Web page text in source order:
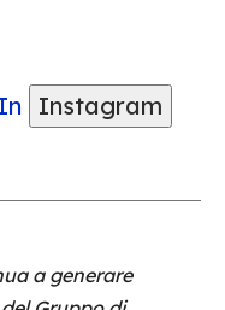
Instagram
a generare